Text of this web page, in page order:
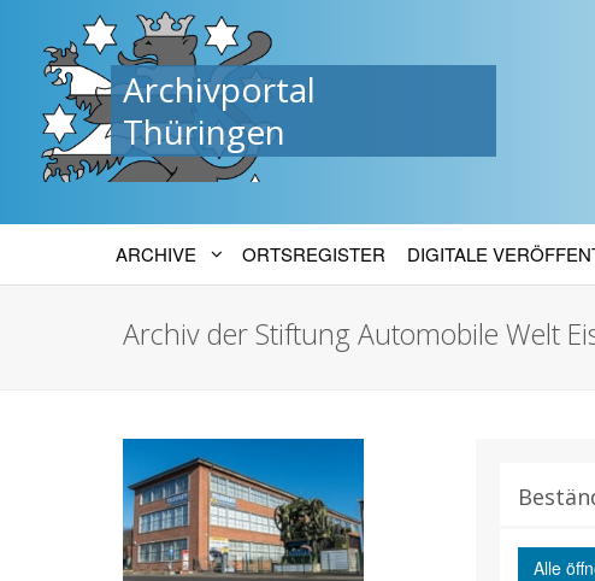
Archivportal
Thüringen
ARCHIVE ORTSREGISTER DIGITALE
Archiv der Stiftung Automobile Welt
Alle